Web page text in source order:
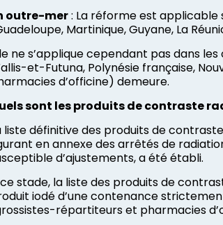
outre-mer: La réforme est
Martinique, Guyane, La
ne s’applique cependant pas dans
et-Futuna, Polynésie française,
d’officine) demeure.
sont les produits de contraste
liste définitive des produits de
en annexe des arrêtés de
d’ajustements, a été établi.
stade, la liste des produits de
iodé d’une contenance
répartiteurs et pharmacies